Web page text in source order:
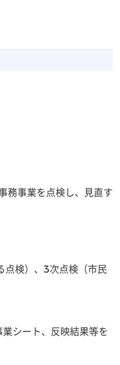
務事業を点検し、見直す
点検）、3次点検（市民
シート、反映結果等を